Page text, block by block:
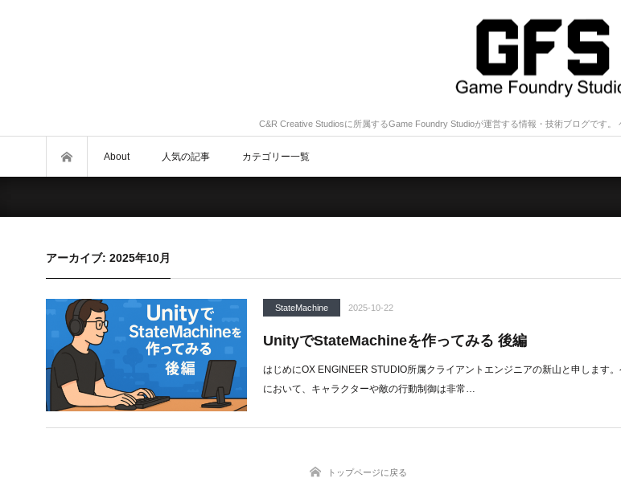
C&R Creative Studiosに所属するGame Foundry Studioが運営する情報・技術ブログです。
About 人気の記事 カテゴリー一覧
アーカイブ: 2025年10月
StateMachine 2025-10-22
UnityでStateMachineを作ってみる 後編
はじめにOX ENGINEER STUDIO所属クライアントエンジニアの新山と申します
において、キャラクターや敵の行動制御は非常…
トップページに戻る